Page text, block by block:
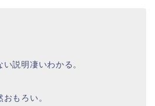
説明凄いわかる。
もろい。